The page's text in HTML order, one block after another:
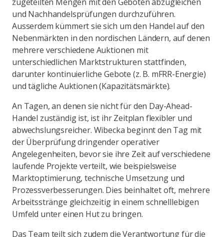
und Nachhandelsprüfungen durchzuführen.
Ausserdem kümmert sie sich um den Handel auf den
Nebenmärkten in den nordischen Ländern, auf denen
mehrere verschiedene Auktionen mit
unterschiedlichen Marktstrukturen stattfinden,
darunter kontinuierliche Gebote (z. B. mFRR-Energie)
und tägliche Auktionen (Kapazitätsmärkte).
An Tagen, an denen sie nicht für den Day-Ahead-
Handel zuständig ist, ist ihr Zeitplan flexibler und
abwechslungsreicher. Wibecka beginnt den Tag mit
der Überprüfung dringender operativer
Angelegenheiten, bevor sie ihre Zeit auf verschiedene
laufende Projekte verteilt, wie beispielsweise
Marktoptimierung, technische Umsetzung und
Prozessverbesserungen. Dies beinhaltet oft, mehrere
Arbeitsstränge gleichzeitig in einem schnelllebigen
Umfeld unter einen Hut zu bringen.
Das Team teilt sich zudem die Verantwortung für die